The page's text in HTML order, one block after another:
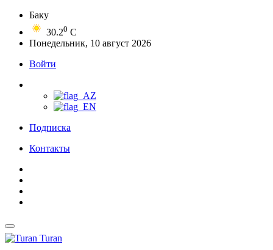
Баку
30.20 C
Понедельник, 10 август 2026
Войти
Подписка
Контакты
Turan